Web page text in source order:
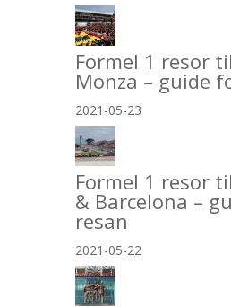
Formel 1 resor
Monza – guide
2021-05-23
Formel 1 resor
& Barcelona –
resan
2021-05-22